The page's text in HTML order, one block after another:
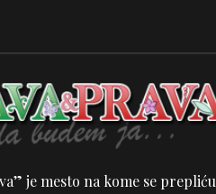
je mesto na kome se prepliću